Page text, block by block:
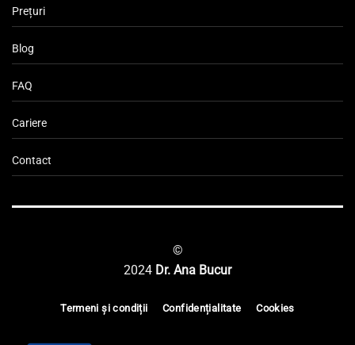
Prețuri
Blog
FAQ
Cariere
Contact
©
2024 Dr. Ana Bucur
Termeni și condiții Confidențialitate Cookies